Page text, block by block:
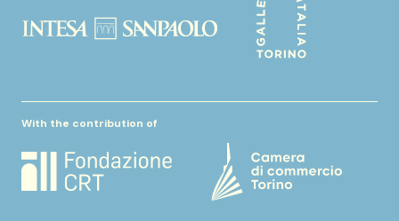
With the contribution of